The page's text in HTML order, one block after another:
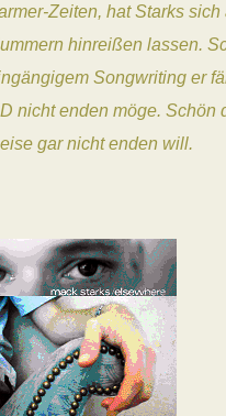
Zeiten, hat Starks sich
hinreißen lassen.
Songwriting er
nicht enden möge. Schön
gar nicht enden will.